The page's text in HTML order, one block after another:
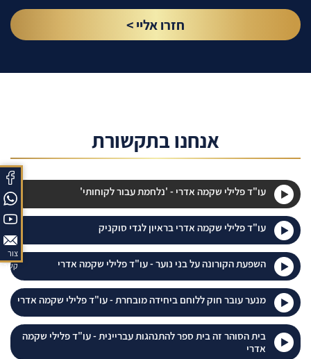
צור
קשר
חזרו אליי >
אנחנו בתקשורת
עו"ד פלילי שקמה אדרי - 'נלחמת עבור לקוחותי'
עו"ד פלילי שקמה אדרי בראיון לגדי סוקניק
השפעת הקורונה על בני נוער - עו"ד פלילי שקמה אדרי
מנער עובר חוק ללוחם ביחידה מובחרת - עו"ד פלילי שקמה אדרי
בית הסוהר זה בית ספר להתנהגות עבריינית - עו"ד פלילי שקמה
אדרי